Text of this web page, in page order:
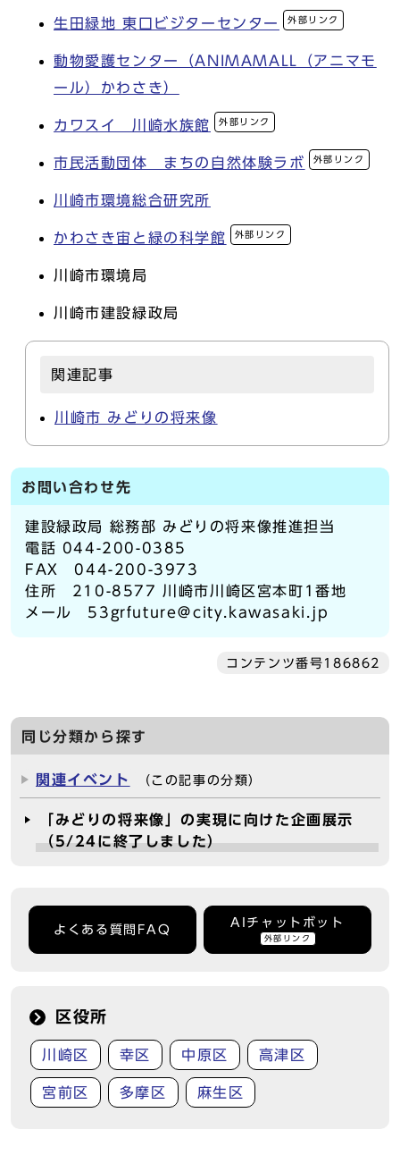
生田緑地 東口ビジターセンター 外部リンク
動物愛護センター（ANIMAMALL（アニマモ
ール）かわさき）
カワスイ 川崎水族館 外部リンク
市民活動団体 まちの自然体験ラボ 外部リンク
川崎市環境総合研究所
かわさき宙と緑の科学館 外部リンク
川崎市環境局
川崎市建設緑政局
関連記事
川崎市 みどりの将来像
お問い合わせ先
建設緑政局 総務部 みどりの将来像推進担当
電話 044-200-0385
FAX 044-200-3973
住所 210-8577 川崎市川崎区宮本町1番地
メール 53grfuture＠city.kawasaki.jp
コンテンツ番号186862
同じ分類から探す
関連イベント （この記事の分類）
「みどりの将来像」の実現に向けた企画展示
（5/24に終了しました）
よくある質問FAQ
AIチャットボット
外部リンク
区役所
川崎区 幸区 中原区 高津区
宮前区 多摩区 麻生区